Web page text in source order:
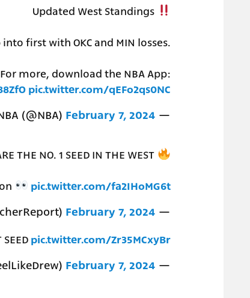
Updated West Standings
first with OKC and MIN losses.
For more, download the NBA App:
pic.twitter.com/qEFo2qs0NC
— NBA (@NBA)
February 7, 2024
THE NO. 1 SEED IN THE WEST
pic.twitter.com/fa2IHoMG6t
— Bleacher Report (@BleacherReport)
February 7, 2024
SEED pic.twitter.com/Zr35MCxyBr
— ᴅ ʀ ᴇ ᴡ (@FeelLikeDrew)
February 7, 2024